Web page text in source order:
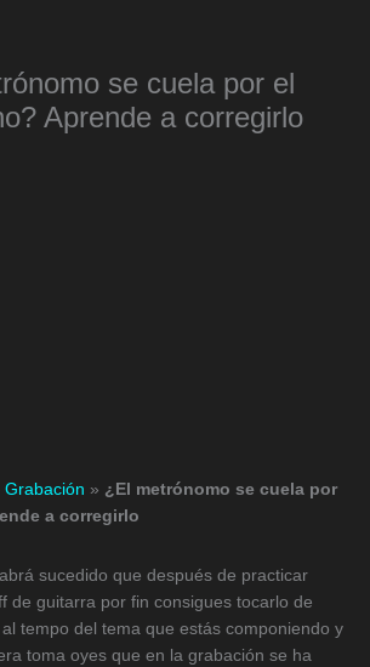
se cuela por el
Aprende a corregirlo
Grabación » ¿El metrónomo se cuela por
a corregirlo
sucedido que después de practicar
de guitarra por fin consigues tocarlo de
tempo del tema que estás componiendo y
toma oyes que en la grabación se ha